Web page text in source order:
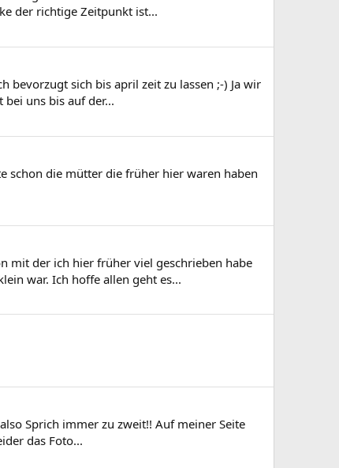
der richtige Zeitpunkt ist...
bevorzugt sich bis april zeit zu lassen ;-) Ja wir
uns bis auf der...
schon die mütter die früher hier waren haben
mit der ich hier früher viel geschrieben habe
war. Ich hoffe allen geht es...
Sprich immer zu zweit!! Auf meiner Seite
das Foto...